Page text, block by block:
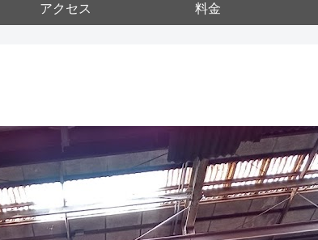
アクセス 料金